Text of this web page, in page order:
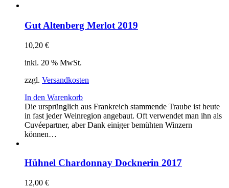
Gut Altenberg Merlot 2019
10,20 €
inkl. 20 % MwSt.
zzgl. Versandkosten
In den Warenkorb
Die ursprünglich aus Frankreich stammende Traube ist heute
in fast jeder Weinregion angebaut. Oft verwendet man ihn als
Cuvéepartner, aber Dank einiger bemühten Winzern
können…
Hühnel Chardonnay Docknerin 2017
12,00 €